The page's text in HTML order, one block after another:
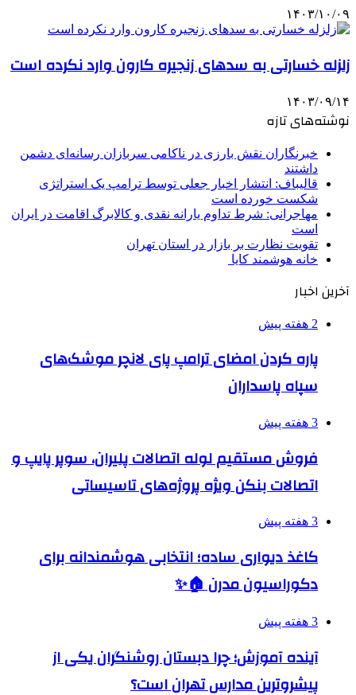
۱۴۰۳/۱۰/۰۹
زلزله خسارتی به سدهای زنجیره کارون وارد نکرده است
۱۴۰۳/۰۹/۱۴
نوشته‌های تازه
خبرنگاران نقش بارزی در ناکامی سربازان رسانه‌ای دشمن
داشتند
قالیباف: انتشار اخبار جعلی توسط ترامپ یک استراتژی
شکست خورده است
مهاجرانی: شرط تداوم یارانه نقدی و کالابرگ اقامت در ایران
است
تقویت نظارت بر بازار در استان تهران
خانه هوشمند کایا
آخرین اخبار
2 هفته پیش
پاره کردن امضای ترامپ پای لانچر موشک‌های
سپاه پاسداران
3 هفته پیش
فروش مستقیم لوله اتصالات پلیران، سوپر پایپ و
اتصالات بنکن ویژه پروژه‌های تاسیساتی
3 هفته پیش
کاغذ دیواری ساده؛ انتخابی هوشمندانه برای
دکوراسیون مدرن 🏠✨
3 هفته پیش
آینده آموزش؛ چرا دبستان روشنگران یکی از
پیشروترین مدارس تهران است؟